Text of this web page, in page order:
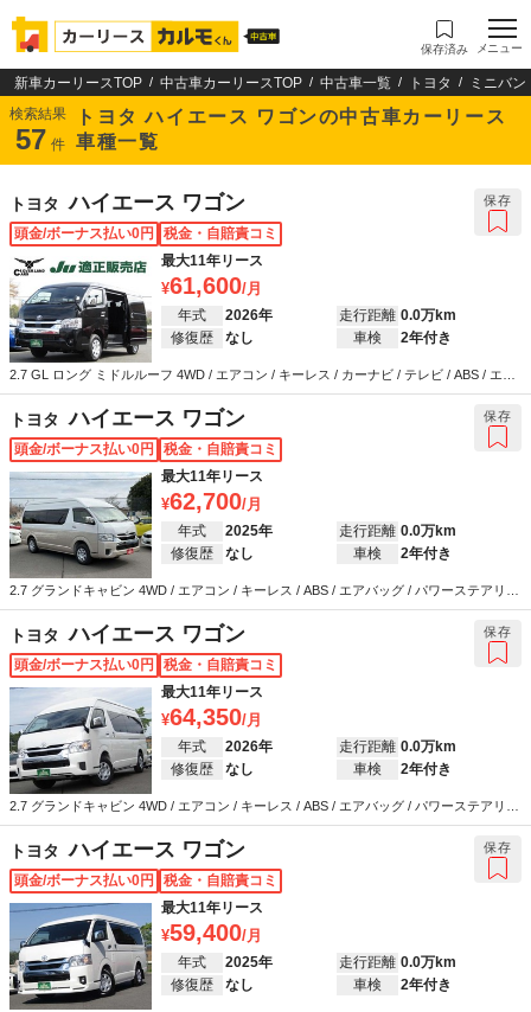
保存済み メニュー
新車カーリースTOP 中古車カーリースTOP 中古車一覧 トヨタ
ミニバ
検索結果
57 件
トヨタ ハイエース ワゴンの中古車カーリース
車種一覧
トヨタ ハイエース ワゴン
頭金/ボーナス払い0円
税金・自賠責コミ
最大11年リース
61,600
年式 2026年 走行距離 0.0万km
修復歴
なし 車検 2年付き
2.7 GL ロング ミドルルーフ 4WD / エアコン / キーレス / カーナビ / テレビ / ABS / エア
バッグ / パワーステアリング / パワーウインドウ
保存
トヨタ ハイエース ワゴン
頭金/ボーナス払い0円
税金・自賠責コミ
最大11年リース
62,700
年式 2025年 走行距離 0.0万km
修復歴
なし 車検 2年付き
2.7 グランドキャビン 4WD / エアコン / キーレス / ABS / エアバッグ / パワーステアリン
グ / パワーウインドウ
保存
トヨタ ハイエース ワゴン
頭金/ボーナス払い0円
税金・自賠責コミ
最大11年リース
64,350
年式 2026年 走行距離 0.0万km
修復歴
なし 車検 2年付き
2.7 グランドキャビン 4WD / エアコン / キーレス / ABS / エアバッグ / パワーステアリン
グ / パワーウインドウ
保存
トヨタ ハイエース ワゴン
頭金/ボーナス払い0円
税金・自賠責コミ
最大11年リース
59,400
年式 2025年 走行距離 0.0万km
修復歴
なし 車検 2年付き
保存